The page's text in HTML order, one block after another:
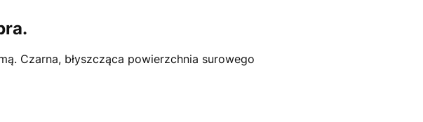
Czarna, błyszcząca powierzchnia surowego